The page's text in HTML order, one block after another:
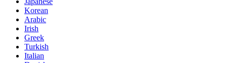
Korean
Arabic
Irish
Greek
Turkish
Italian